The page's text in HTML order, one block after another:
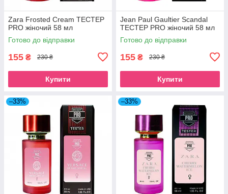
Zara Frosted Cream ТЕСТЕР
PRO жіночий 58 мл
Готово до відправки
155 ₴ 230 ₴
Купити
Jean Paul Gaultier Scandal
ТЕСТЕР PRO жіночий 58 мл
Готово до відправки
155 ₴ 230 ₴
Купити
–33% –33%